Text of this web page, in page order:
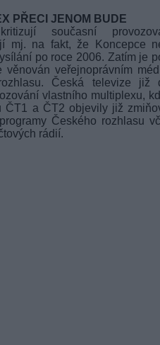
PŘECI JENOM BUDE
současní
mj. na fakt, že Koncepce
po roce 2006. Zatím je
veřejnoprávním
Česká televize již
vlastního multiplexu,
ČT1 a ČT2 objevily již
Českého rozhlasu
rádií.